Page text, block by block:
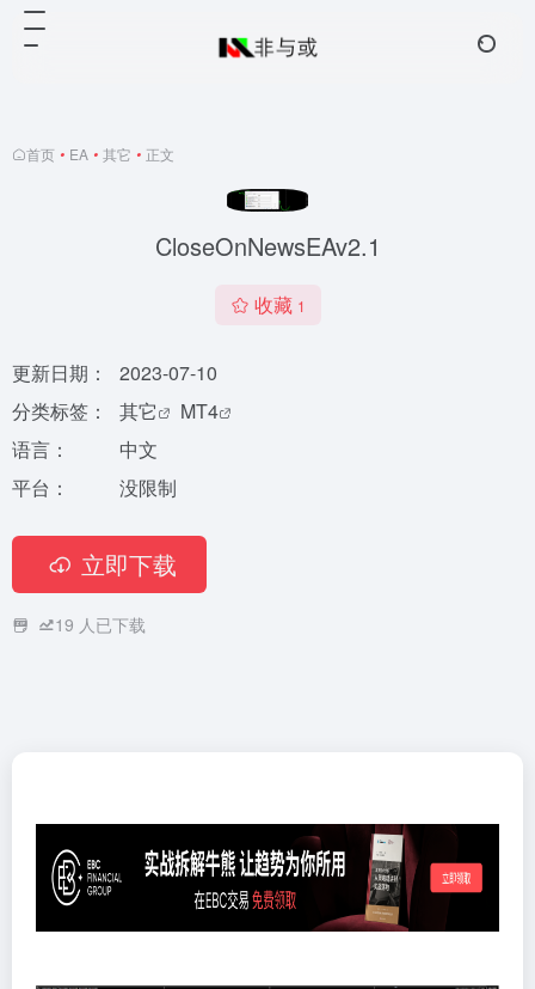
首页 • EA • 其它 • 正文
CloseOnNewsEAv2.1
收藏 1
更新日期：
2023-07-10
分类标签：
其它
MT4
语言：
中文
平台：
没限制
立即下载
19 人已下载